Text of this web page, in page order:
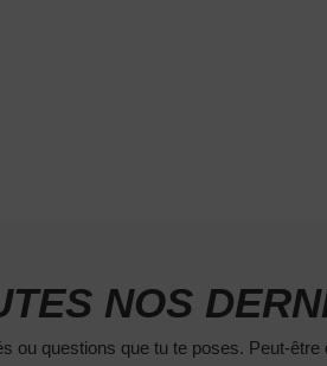
NOS
ou questions que tu te poses. Peut-